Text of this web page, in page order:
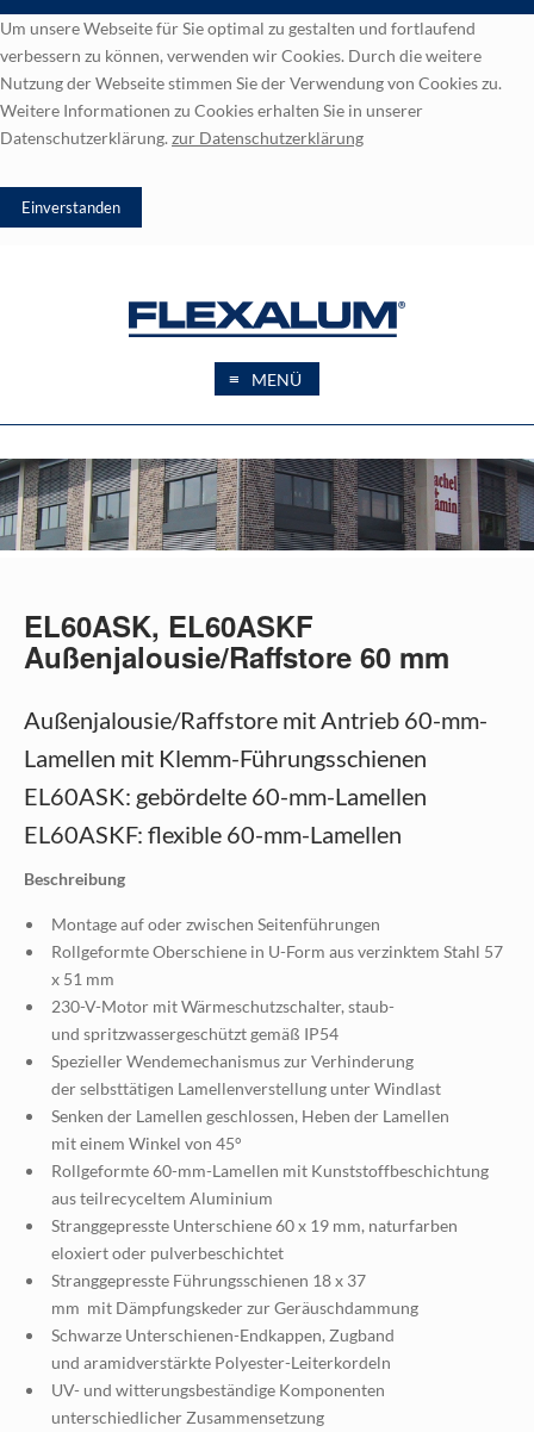
Um unsere Webseite für Sie optimal zu gestalten und fortlaufend
verbessern zu können, verwenden wir Cookies. Durch die weitere
Nutzung der Webseite stimmen Sie der Verwendung von Cookies zu.
Weitere Informationen zu Cookies erhalten Sie in unserer
Datenschutzerklärung. zur Datenschutzerklärung
≡ MENÜ
EL60ASK, EL60ASKF
Außenjalousie/Raffstore 60 mm
Außenjalousie/Raffstore mit Antrieb 60-mm-
Lamellen mit Klemm-Führungsschienen
EL60ASK: gebördelte 60-mm-Lamellen
EL60ASKF: flexible 60-mm-Lamellen
Beschreibung
Montage auf oder zwischen Seitenführungen
Rollgeformte Oberschiene in U-Form aus verzinktem Stahl 57
x 51 mm
230-V-Motor mit Wärmeschutzschalter, staub-
und spritzwassergeschützt gemäß IP54
Spezieller Wendemechanismus zur Verhinderung
der selbsttätigen Lamellenverstellung unter Windlast
Senken der Lamellen geschlossen, Heben der Lamellen
mit einem Winkel von 45°
Rollgeformte 60-mm-Lamellen mit Kunststoffbeschichtung
aus teilrecyceltem Aluminium
Stranggepresste Unterschiene 60 x 19 mm, naturfarben
eloxiert oder pulverbeschichtet
Stranggepresste Führungsschienen 18 x 37
mm mit Dämpfungskeder zur Geräuschdammung
Schwarze Unterschienen-Endkappen, Zugband
und aramidverstärkte Polyester-Leiterkordeln
UV- und witterungsbeständige Komponenten
unterschiedlicher Zusammensetzung